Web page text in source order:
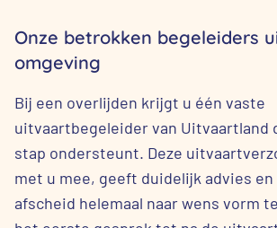
Onze betrokken begeleiders
omgeving
Bij een overlijden krijgt u één vaste
uitvaartbegeleider van Uitvaartland
stap ondersteunt. Deze
met u mee, geeft duidelijk advies
afscheid helemaal naar wens vorm